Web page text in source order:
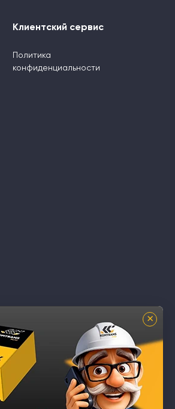
Клиентский сервис
Политика
конфиденциальности
×